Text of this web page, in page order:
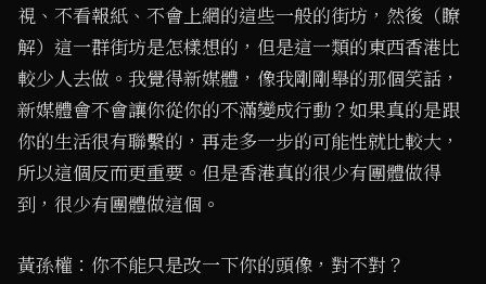
視、不看報紙、不會上網的這些一般的街坊，然後（瞭
解）這一群街坊是怎樣想的，但是這一類的東西香港比
較少人去做。我覺得新媒體，像我剛剛舉的那個笑話，
新媒體會不會讓你從你的不滿變成行動？如果真的是跟
你的生活很有聯繫的，再走多一步的可能性就比較大，
所以這個反而更重要。但是香港真的很少有團體做得
到，很少有團體做這個。
黃孫權：你不能只是改一下你的頭像，對不對？